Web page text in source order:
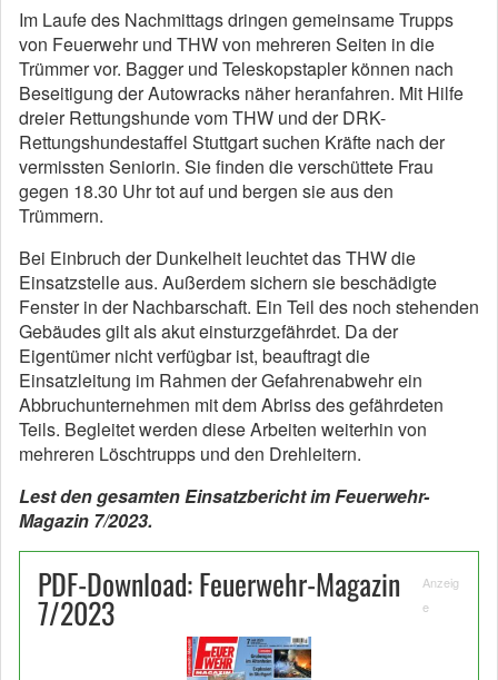
Im Laufe des Nachmittags dringen gemeinsame Trupps
von Feuerwehr und THW von mehreren Seiten in die
Trümmer vor. Bagger und Teleskopstapler können nach
Beseitigung der Autowracks näher heranfahren. Mit Hilfe
dreier Rettungshunde vom THW und der DRK-
Rettungshundestaffel Stuttgart suchen Kräfte nach der
vermissten Seniorin. Sie finden die verschüttete Frau
gegen 18.30 Uhr tot auf und bergen sie aus den
Trümmern.
Bei Einbruch der Dunkelheit leuchtet das THW die
Einsatzstelle aus. Außerdem sichern sie beschädigte
Fenster in der Nachbarschaft. Ein Teil des noch stehenden
Gebäudes gilt als akut einsturzgefährdet. Da der
Eigentümer nicht verfügbar ist, beauftragt die
Einsatzleitung im Rahmen der Gefahrenabwehr ein
Abbruchunternehmen mit dem Abriss des gefährdeten
Teils. Begleitet werden diese Arbeiten weiterhin von
mehreren Löschtrupps und den Drehleitern.
Lest den gesamten Einsatzbericht im Feuerwehr-
Magazin 7/2023.
PDF-Download: Feuerwehr-Magazin
7/2023
Anzeig
e